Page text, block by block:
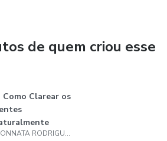
de quem criou esse
Como Clarear os
JHONNATA RODRIGUES VIEIRA